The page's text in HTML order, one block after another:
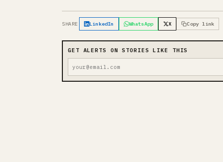
SHARE LinkedIn WhatsApp X Copy link
GET ALERTS ON STORIES LIKE THIS